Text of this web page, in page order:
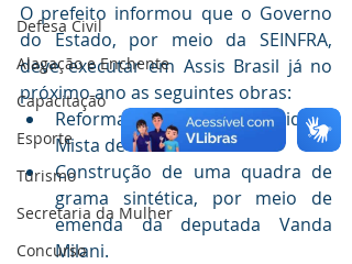
Defesa Civil
Alagação e Enchente
Capacitação
Esporte
Turismo
Secretaria da Mulher
Concurso
O prefeito informou que o Governo
do Estado, por meio da SEINFRA,
deve executar em Assis Brasil já no
próximo ano as seguintes obras:
Reforma e melhorias na Unidade
Mista de Saúde
Construção de uma quadra de
grama sintética, por meio de
emenda da deputada Vanda
Milani.